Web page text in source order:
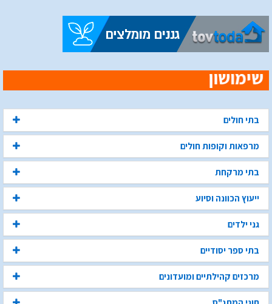
בתי חולים
מרפאות וקופות חולים
בתי מרקחת
ייעוץ הכוונה וסיוע
גני ילדים
בתי ספר יסודיים
מרכזים קהילתיים ומועדונים